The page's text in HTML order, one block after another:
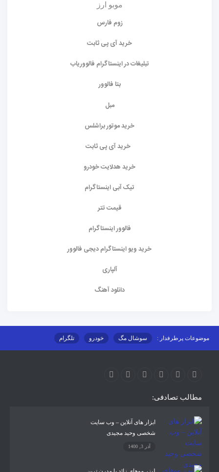
موبو ارز
زوم فارس
خرید آی پی ثابت
تبلیغات در اینستاگرام فالووریاب
بتا فالوور
مبل
خرید موتور براشلس
خرید آی پی ثابت
خرید هدلایت خودرو
تیک آبی اینستاگرام
قیمت تتر
فالوور اینستاگرام
خرید ویو اینستاگرام دیجی فالوور
آلپاری
دانلود آهنگ
موضوعات پرطرفدار : سوشال مگ خودرو تلگرام
مطالب تصادفی:
ابزار های آنلاین – وب سایت
شخصی وحید مجیدی
آذر 3, 1400